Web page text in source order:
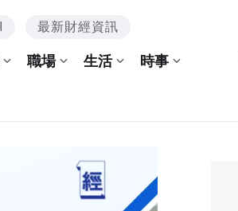
最新財經資訊
職場 生活 時事